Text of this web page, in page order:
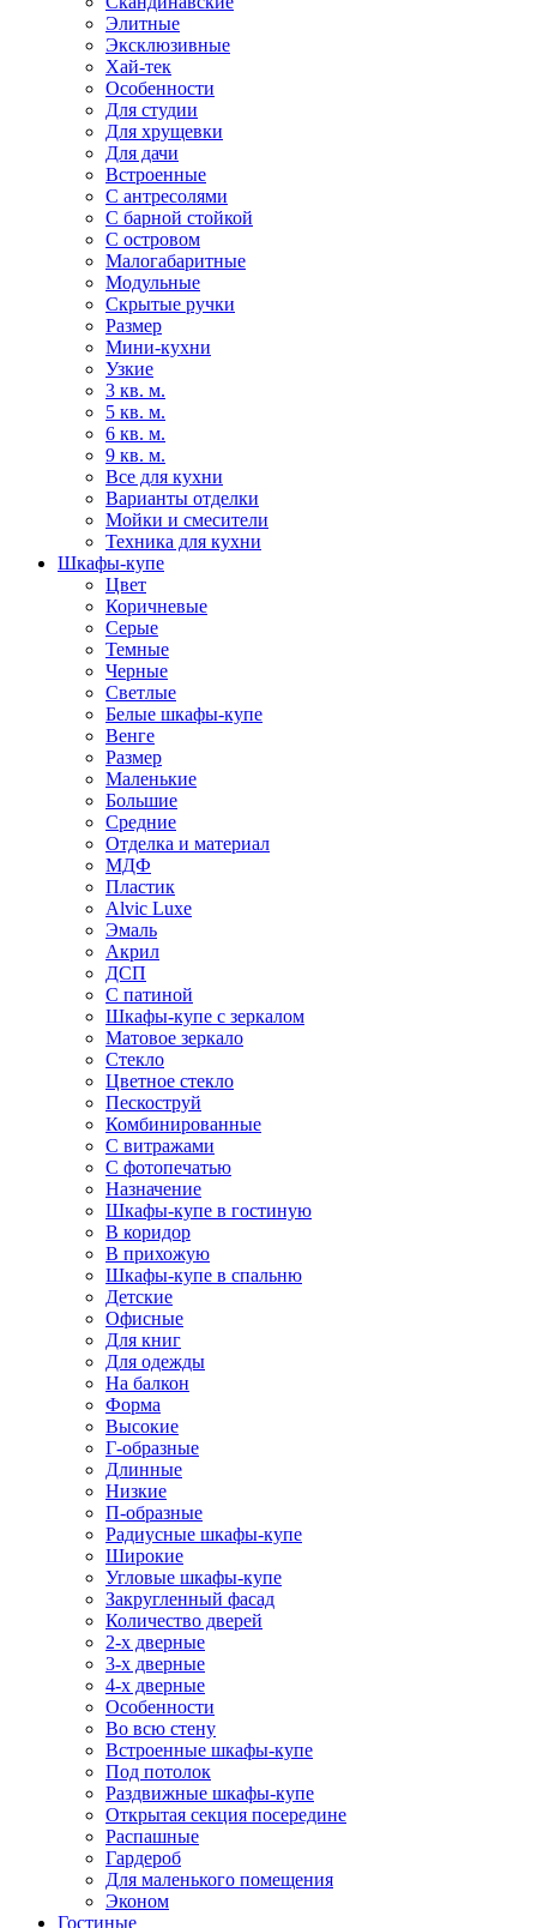
Элитные
Эксклюзивные
Хай-тек
Особенности
Для студии
Для хрущевки
Для дачи
Встроенные
С антресолями
С барной стойкой
С островом
Малогабаритные
Модульные
Скрытые ручки
Размер
Мини-кухни
Узкие
3 кв. м.
5 кв. м.
6 кв. м.
9 кв. м.
Все для кухни
Варианты отделки
Мойки и смесители
Техника для кухни
Шкафы-купе
Цвет
Коричневые
Серые
Темные
Черные
Светлые
Белые шкафы-купе
Венге
Размер
Маленькие
Большие
Средние
Отделка и материал
МДФ
Пластик
Alvic Luxe
Эмаль
Акрил
ДСП
С патиной
Шкафы-купе с зеркалом
Матовое зеркало
Стекло
Цветное стекло
Пескоструй
Комбинированные
С витражами
С фотопечатью
Назначение
Шкафы-купе в гостиную
В коридор
В прихожую
Шкафы-купе в спальню
Детские
Офисные
Для книг
Для одежды
На балкон
Форма
Высокие
Г-образные
Длинные
Низкие
П-образные
Радиусные шкафы-купе
Широкие
Угловые шкафы-купе
Закругленный фасад
Количество дверей
2-х дверные
3-х дверные
4-х дверные
Особенности
Во всю стену
Встроенные шкафы-купе
Под потолок
Раздвижные шкафы-купе
Открытая секция посередине
Распашные
Гардероб
Для маленького помещения
Эконом
Гостиные